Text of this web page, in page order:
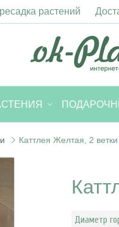
растений
Каттлея Желтая, 2 ветки
Диаметр